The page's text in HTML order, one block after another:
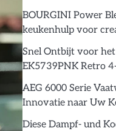
BOURGINI Power
keukenhulp voor
Snel Ontbijt voor het
EK5739PNK Retro
AEG 6000 Serie
Innovatie naar Uw
Diese Dampf- und